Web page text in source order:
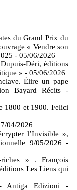
du Grand Prix du
« Vendre son
- 05/06/2026
Déri, éditions
» - 05/06/2026
Élire un pape
Bayard Récits
-
1800 et 1900. Felici
04/2026
l’Invisible »,
9/05/2026 -
» . François
Les Liens qui
Antiga Edizioni
-